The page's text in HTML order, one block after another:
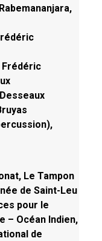
Frédéric
Le Tampon
de Saint-Leu
pour le
– Océan Indien,
de